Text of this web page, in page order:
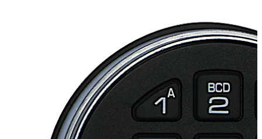
A biztonságos alkalmazásnak megfelelően válasszon az
egyenes zárnyelv, az elforgó zárnyelv, a rugós zárnyelv
vagy a redundáns zárrendszer közül.